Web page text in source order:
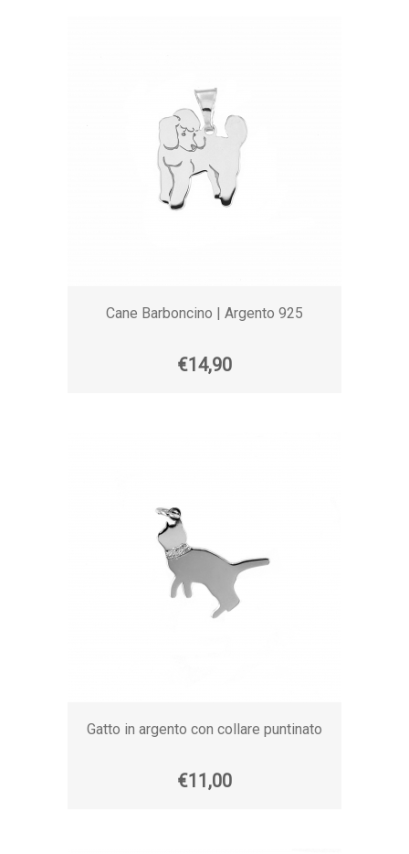
Cane Barboncino | Argento 925
€14,90
Gatto in argento con collare puntinato
€11,00